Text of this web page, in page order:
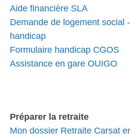
Aide financière SLA
Demande de logement social
handicap
Formulaire handicap CGOS
Assistance en gare OUIGO
Préparer la retraite
Mon dossier Retraite Carsat